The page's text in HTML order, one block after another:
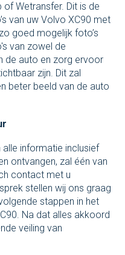
Wetransfer. Dit is de
van uw Volvo XC90 met
goed mogelijk foto’s
van zowel de
de auto en zorg ervoor
zijn. Dit zal
beter beeld van de auto
informatie inclusief
ontvangen, zal één van
contact met u
stellen wij ons graag
stappen in het
Na dat alles akkoord
veiling van